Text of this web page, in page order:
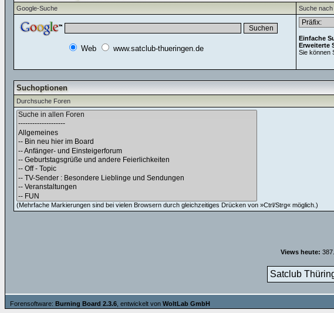
Google-Suche Suche
Web www.satclub-thueringen.de
Einfache
Erweiterte
Sie können
Suchoptionen
Durchsuche Foren
(Mehrfache Markierungen sind bei vielen Browsern durch gleichzeitiges Drücken von »Ctrl/Strg« möglich.)
Views heute:
Satclub
Forensoftware: Burning Board 2.3.6 , entwickelt von WoltLab GmbH